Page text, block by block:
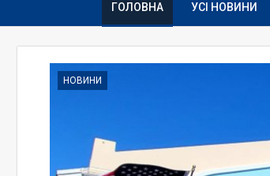
ГОЛОВНА УСІ НОВИНИ
НОВИНИ